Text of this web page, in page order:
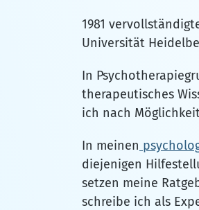
1981
Universität
In
therapeutisches
ich nach
In meinen
diejenigen
setzen meine
schreibe ich als